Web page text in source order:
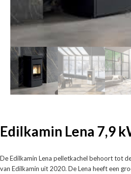
Edilkamin Lena 7,9
De Edilkamin Lena pelletkachel behoort tot
van Edilkamin uit 2020. De Lena heeft een